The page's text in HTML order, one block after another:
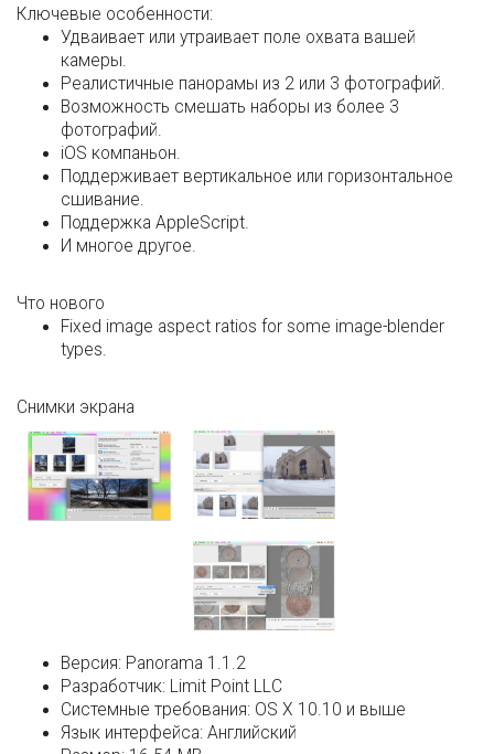
Ключевые особенности:
Удваивает или утраивает поле охвата вашей
камеры.
Реалистичные панорамы из 2 или 3 фотографий.
Возможность смешать наборы из более 3
фотографий.
iOS компаньон.
Поддерживает вертикальное или горизонтальное
сшивание.
Поддержка AppleScript.
И многое другое.
Что нового
Fixed image aspect ratios for some image-blender
types.
Снимки экрана
Версия: Panorama 1.1.2
Разработчик: Limit Point LLC
Системные требования: OS X 10.10 и выше
Язык интерфейса: Английский